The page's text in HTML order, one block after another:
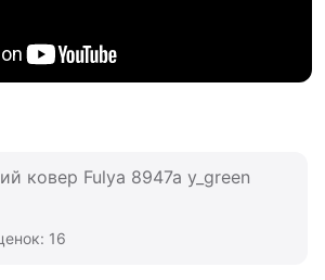
ковер Fulya 8947a y_green
16